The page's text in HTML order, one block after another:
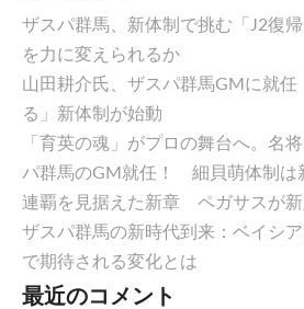
ザスパ群馬、新体制で挑む「J2復
を力に変えられるか
山田耕介氏、ザスパ群馬GMに就
る」新体制が始動
「育英の魂」がプロの舞台へ。名
パ群馬のGM就任！ 細貝萌体制は
連覇を見据えた新章 ペガサスが
ザスパ群馬の新時代到来：ベイシ
で期待される変化とは
最近のコメント